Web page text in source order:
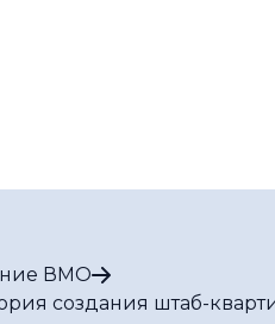
ВМО
создания штаб-